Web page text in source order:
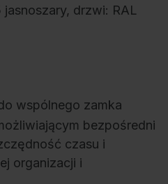
drzwi: RAL
wspólnego zamka
bezpośredni
czasu i
organizacji i